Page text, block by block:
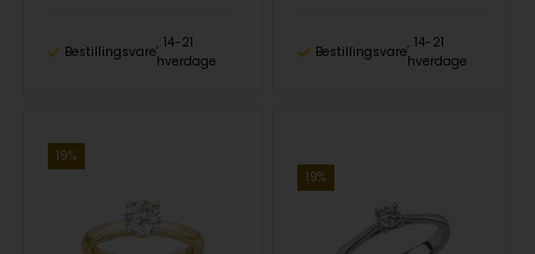
Bestillingsvare
14-21
hverdage
Bestillingsvare
14-21
hverdage
19%
19%